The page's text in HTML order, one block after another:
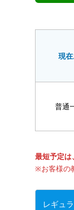
現
普通
最短予定は
※お客様の
レギュ